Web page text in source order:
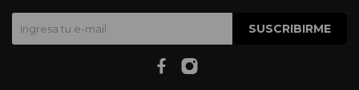
SUSCRIBIRME